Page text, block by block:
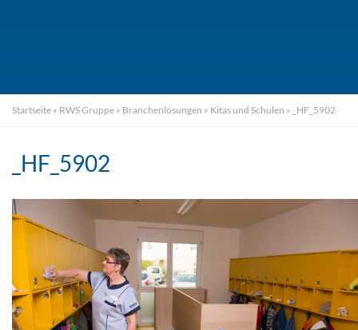
Startseite » RWS Gruppe » Branchenlösungen » Kitas und Schulen » _HF_5902
_HF_5902